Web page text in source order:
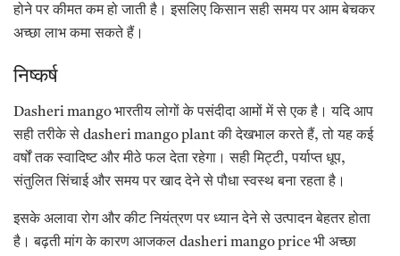
होने पर कीमत कम हो जाती है। इसलिए किसान सही समय पर आम बेचकर
अच्छा लाभ कमा सकते हैं।
निष्कर्ष
Dasheri mango भारतीय लोगों के पसंदीदा आमों में से एक है। यदि आप
सही तरीके से dasheri mango plant की देखभाल करते हैं, तो यह कई
वर्षों तक स्वादिष्ट और मीठे फल देता रहेगा। सही मिट्टी, पर्याप्त धूप,
संतुलित सिंचाई और समय पर खाद देने से पौधा स्वस्थ बना रहता है।
इसके अलावा रोग और कीट नियंत्रण पर ध्यान देने से उत्पादन बेहतर होता
है। बढ़ती मांग के कारण आजकल dasheri mango price भी अच्छा